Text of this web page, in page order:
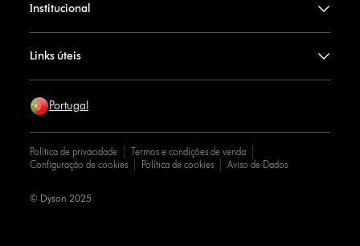
Institucional
Links úteis
Portugal
Política de privacidade
Termos e condições de venda
Configuração de cookies
Política de cookies Aviso de Dados
© Dyson 2025